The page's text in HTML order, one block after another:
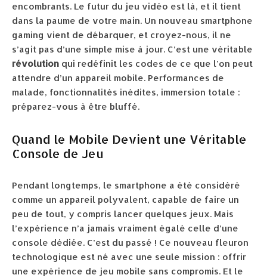
encombrants. Le futur du jeu vidéo est là, et il tient
dans la paume de votre main. Un nouveau smartphone
gaming vient de débarquer, et croyez-nous, il ne
s’agit pas d’une simple mise à jour. C’est une véritable
révolution qui redéfinit les codes de ce que l’on peut
attendre d’un appareil mobile. Performances de
malade, fonctionnalités inédites, immersion totale :
préparez-vous à être bluffé.
Quand le Mobile Devient une Véritable
Console de Jeu
Pendant longtemps, le smartphone a été considéré
comme un appareil polyvalent, capable de faire un
peu de tout, y compris lancer quelques jeux. Mais
l’expérience n’a jamais vraiment égalé celle d’une
console dédiée. C’est du passé ! Ce nouveau fleuron
technologique est né avec une seule mission : offrir
une expérience de jeu mobile sans compromis. Et le